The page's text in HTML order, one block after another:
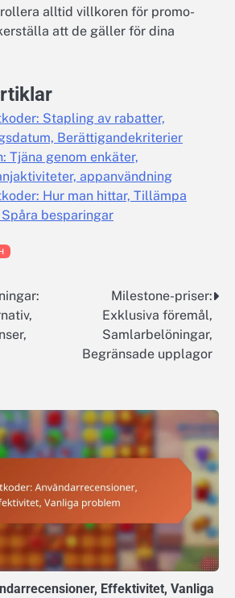
alltid villkoren för promo-
att de gäller för dina
Stapling av rabatter,
Berättigandekriterier
Tjäna genom enkäter,
appanvändning
Hur man hittar, Tillämpa
besparingar
Milestone-priser:
Exklusiva föremål,
Samlarbelöningar,
Begränsade upplagor
Effektivitet, Vanliga